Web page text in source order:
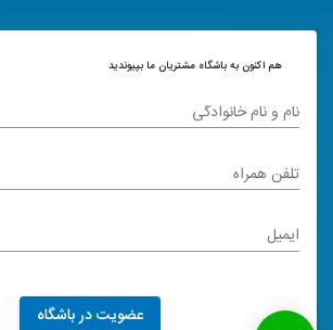
هم اکنون به باشگاه مشتریان ما بپیوندید
نام و نام خانوادگی
تلفن همراه
ایمیل
عضویت در باشگاه